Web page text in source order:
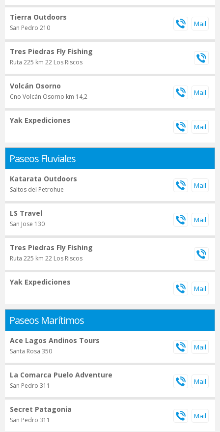
Tierra Outdoors
San Pedro 210
Tres Piedras Fly Fishing
Ruta 225 km 22 Los Riscos
Volcán Osorno
Cno Volcán Osorno km 14,2
Yak Expediciones
Paseos Fluviales
Katarata Outdoors
Saltos del Petrohue
LS Travel
San Jose 130
Tres Piedras Fly Fishing
Ruta 225 km 22 Los Riscos
Yak Expediciones
Paseos Marítimos
Ace Lagos Andinos Tours
Santa Rosa 350
La Comarca Puelo Adventure
San Pedro 311
Secret Patagonia
San Pedro 311